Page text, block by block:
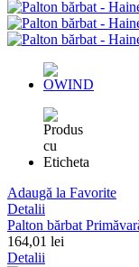
Adaugă la Favorite
Detalii
Palton bărbat
164,01 lei
Detalii